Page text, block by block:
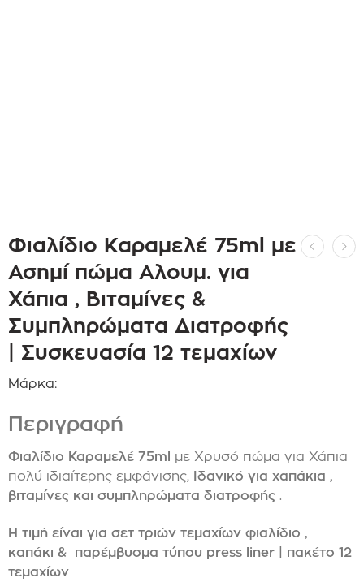
Φιαλίδιο Καραμελέ 75ml με
Ασημί πώμα Αλουμ. για
Χάπια , Βιταμίνες &
Συμπληρώματα Διατροφής
| Συσκευασία 12 τεμαχίων
Μάρκα:
Περιγραφή
Φιαλίδιο Καραμελέ 75ml
με Χρυσό πώμα για Χάπια
πολύ ιδιαίτερης εμφάνισης,
Ιδανικό για χαπάκια ,
βιταμίνες και συμπληρώματα διατροφής .
Η τιμή είναι για σετ τριών τεμαχίων φιαλίδιο ,
καπάκι & παρέμβυσμα τύπου press liner | πακέτο 12
τεμαχίων